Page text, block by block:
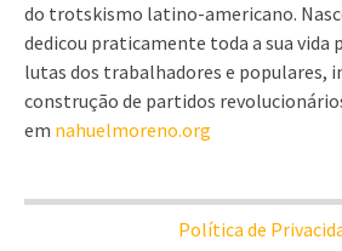
do trotskismo latino-americano.
dedicou praticamente toda a sua vida
lutas dos trabalhadores e populares,
construção de partidos
em nahuelmoreno.org
Política de